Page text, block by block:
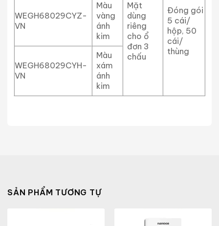
Mặt
dùng
riêng
cho ổ
đơn 3
chấu
Đóng gói
5 cái/
hộp, 50
cái/
thùng
WEGH68029CYZ-
VN
Màu
vàng
ánh
kim
WEGH68029CYH-
VN
Màu
xám
ánh
kim
SẢN PHẨM TƯƠNG TỰ